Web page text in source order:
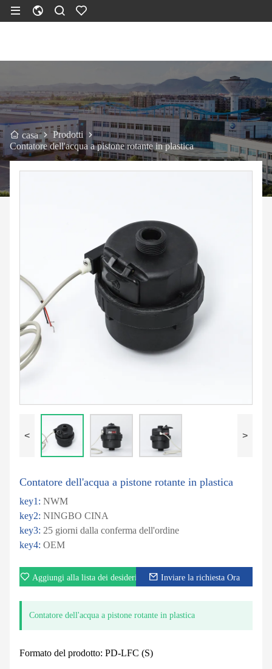
casa
Prodotti
Contatore dell'acqua a pistone rotante in plastica
< >
Contatore dell'acqua a pistone rotante in plastica
key1: NWM
key2: NINGBO CINA
key3: 25 giorni dalla conferma dell'ordine
key4: OEM
Aggiungi alla lista dei desideri Inviare la richiesta Ora
Contatore dell'acqua a pistone rotante in plastica
Formato del prodotto: PD-LFC (S)